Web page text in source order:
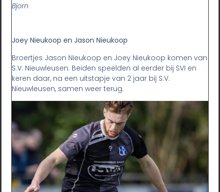
Bjorn
Joey Nieukoop en Jason Nieukoop
Broertjes Jason Nieukoop en Joey Nieukoop komen van
S.V. Nieuwleusen. Beiden speelden al eerder bij SVI en
keren daar, na een uitstapje van 2 jaar bij S.V.
Nieuwleusen, samen weer terug.